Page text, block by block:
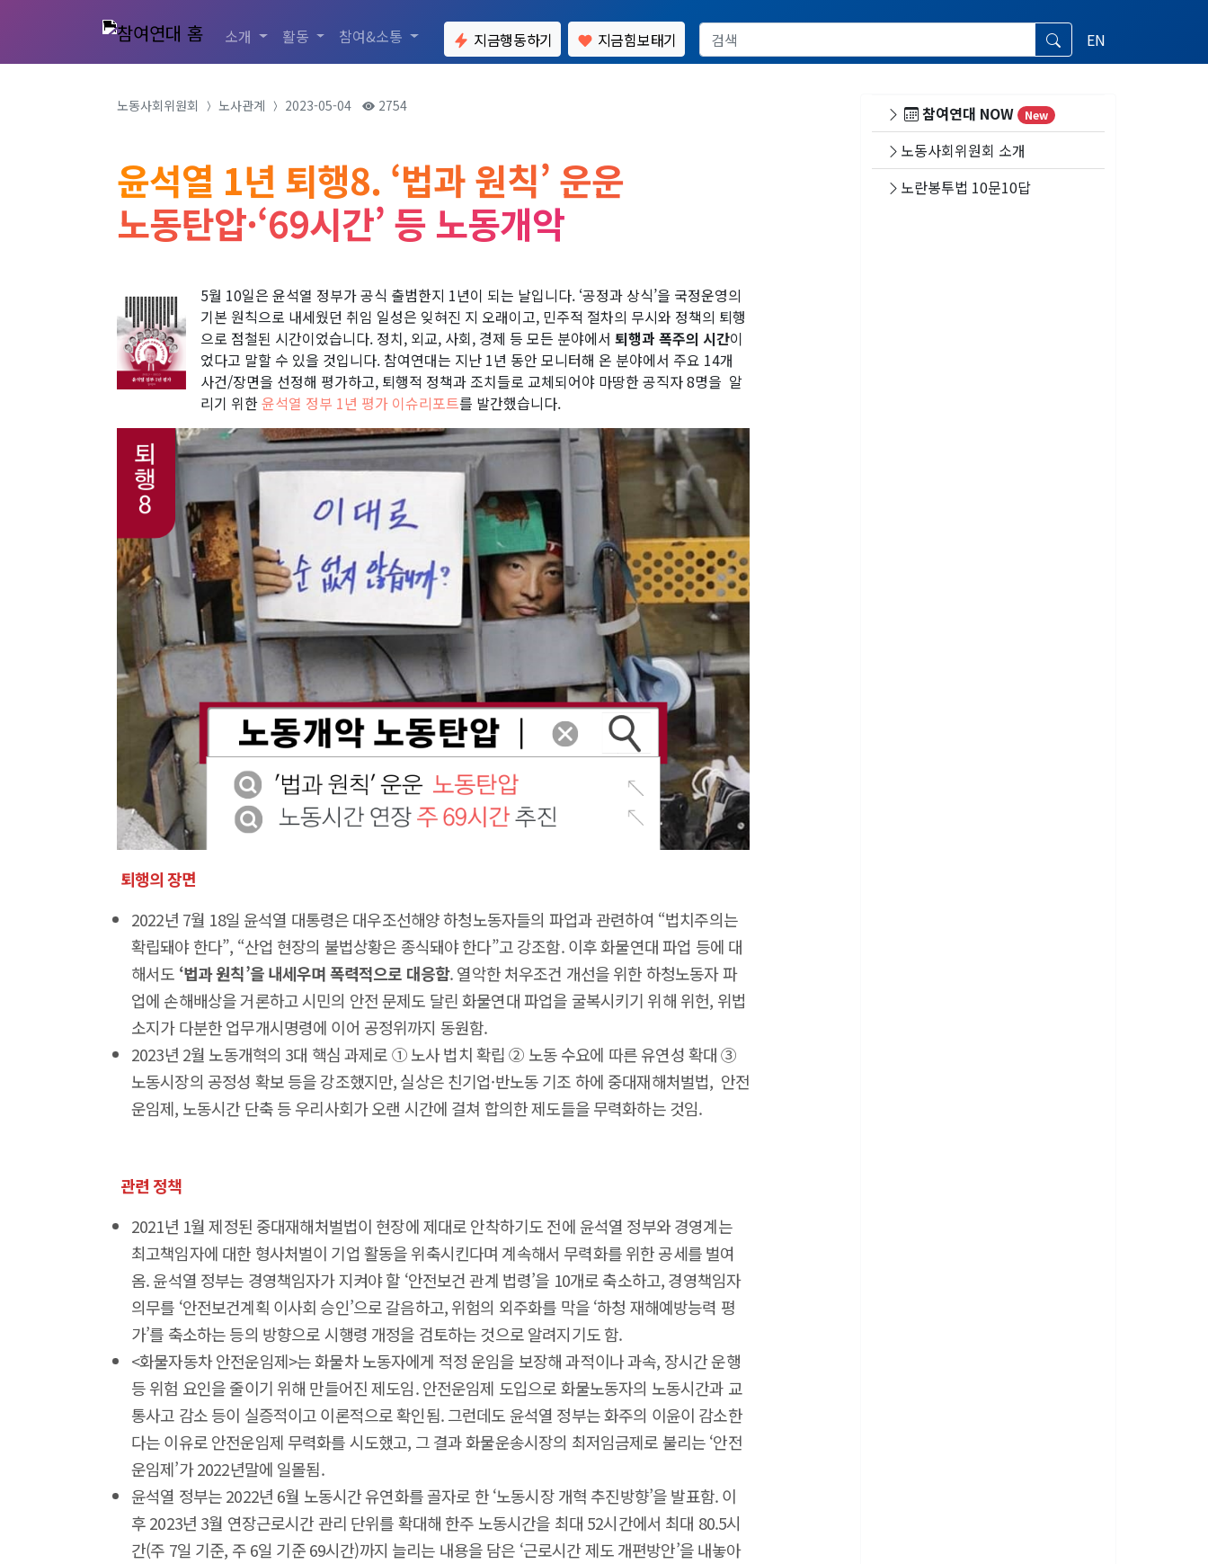
소개 활동 참여&소통 지금행동하기 지금힘보태기 EN
노동사회위원회 노사관계 2023-05-04 2754
윤석열 1년 퇴행8. ‘법과 원칙’ 운운
노동탄압·‘69시간’ 등 노동개악
5월 10일은 윤석열 정부가 공식 출범한지 1년이 되는 날입니다. ‘공정과 상식’을 국정운영의
기본 원칙으로 내세웠던 취임 일성은 잊혀진 지 오래이고, 민주적 절차의 무시와 정책의 퇴행
으로 점철된 시간이었습니다. 정치, 외교, 사회, 경제 등 모든 분야에서 퇴행과 폭주의 시간이
었다고 말할 수 있을 것입니다. 참여연대는 지난 1년 동안 모니터해 온 분야에서 주요 14개
사건/장면을 선정해 평가하고, 퇴행적 정책과 조치들로 교체되어야 마땅한 공직자 8명을 알
리기 위한윤석열 정부 1년 평가 이슈리포트를 발간했습니다.
퇴행의 장면
2022년 7월 18일 윤석열 대통령은 대우조선해양 하청노동자들의 파업과 관련하여 “법치주의는
확립돼야 한다”, “산업 현장의 불법상황은 종식돼야 한다”고 강조함. 이후 화물연대 파업 등에 대
해서도 ‘법과 원칙’을 내세우며 폭력적으로 대응함. 열악한 처우조건 개선을 위한 하청노동자 파
업에 손해배상을 거론하고 시민의 안전 문제도 달린 화물연대 파업을 굴복시키기 위해 위헌, 위법
소지가 다분한 업무개시명령에 이어 공정위까지 동원함.
2023년 2월 노동개혁의 3대 핵심 과제로 ① 노사 법치 확립 ② 노동 수요에 따른 유연성 확대 ③
노동시장의 공정성 확보 등을 강조했지만, 실상은 친기업·반노동 기조 하에 중대재해처벌법, 안전
운임제, 노동시간 단축 등 우리사회가 오랜 시간에 걸쳐 합의한 제도들을 무력화하는 것임.
관련 정책
2021년 1월 제정된 중대재해처벌법이 현장에 제대로 안착하기도 전에 윤석열 정부와 경영계는
최고책임자에 대한 형사처벌이 기업 활동을 위축시킨다며 계속해서 무력화를 위한 공세를 벌여
옴. 윤석열 정부는 경영책임자가 지켜야 할 ‘안전보건 관계 법령’을 10개로 축소하고, 경영책임자
의무를 ‘안전보건계획 이사회 승인’으로 갈음하고, 위험의 외주화를 막을 ‘하청 재해예방능력 평
가’를 축소하는 등의 방향으로 시행령 개정을 검토하는 것으로 알려지기도 함.
<화물자동차 안전운임제>는 화물차 노동자에게 적정 운임을 보장해 과적이나 과속, 장시간 운행
등 위험 요인을 줄이기 위해 만들어진 제도임. 안전운임제 도입으로 화물노동자의 노동시간과 교
통사고 감소 등이 실증적이고 이론적으로 확인됨. 그런데도 윤석열 정부는 화주의 이윤이 감소한
다는 이유로 안전운임제 무력화를 시도했고, 그 결과 화물운송시장의 최저임금제로 불리는 ‘안전
운임제’가 2022년말에 일몰됨.
윤석열 정부는 2022년 6월 노동시간 유연화를 골자로 한 ‘노동시장 개혁 추진방향’을 발표함. 이
후 2023년 3월 연장근로시간 관리 단위를 확대해 한주 노동시간을 최대 52시간에서 최대 80.5시
간(주 7일 기준, 주 6일 기준 69시간)까지 늘리는 내용을 담은 ‘근로시간 제도 개편방안’을 내놓아
참여연대 NOW New
노동사회위원회 소개
노란봉투법 10문10답